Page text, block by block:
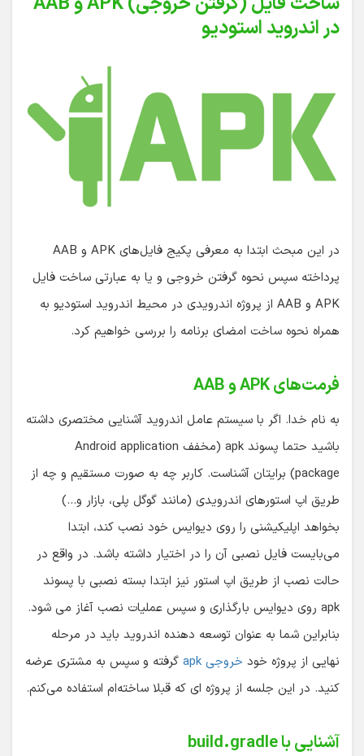
در اندروید استودیو
در این مبحث ابتدا به معرفی پکیج فایل‌های APK و AAB
پرداخته سپس نحوه گرفتن خروجی و یا به عبارتی ساخت فایل
APK و AAB از پروژه اندرویدی در محیط اندروید استودیو به
همراه نحوه ساخت امضای برنامه را بررسی خواهیم کرد.
فرمت‌های APK و AAB
به نام خدا. اگر با سیستم عامل اندروید آشنایی مختصری داشته
باشید حتما پسوند apk (مخفف Android application
package) برایتان آشناست. کاربر چه به صورت مستقیم و چه از
طریق اپ استورهای اندرویدی (مانند گوگل پلی، بازار و…)
بخواهد اپلیکیشنی را روی دیوایس خود نصب کند، ابتدا
می‌بایست فایل نصبی آن را در اختیار داشته باشد. در واقع در
حالت نصب از طریق اپ استور نیز ابتدا بسته نصبی با پسوند
apk روی دیوایس بارگذاری و سپس عملیات نصب آغاز می شود.
بنابراین شما به عنوان توسعه دهنده اندروید باید در مرحله
نهایی از پروژه خود خروجی apk
گرفته و سپس به مشتری عرضه
کنید. در این جلسه از پروژه ای که قبلا ساخته‌ام استفاده می‌کنم.
آشنایی با build.gradle